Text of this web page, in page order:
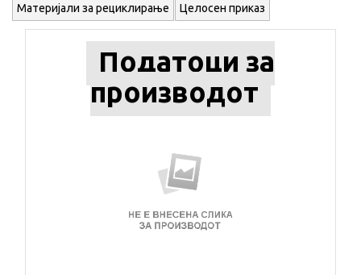
Материјали за рециклирање Целосен приказ
Податоци за
производот